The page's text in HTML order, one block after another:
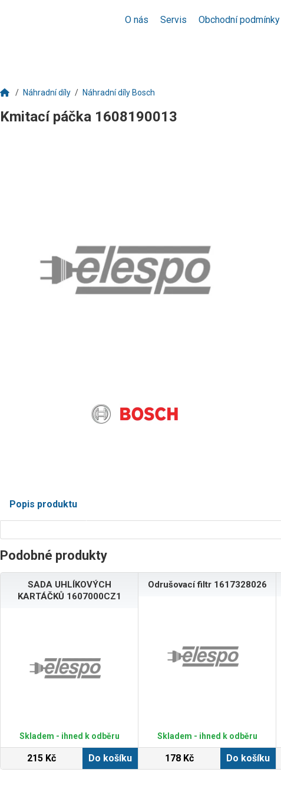
O nás Servis Obchodní podmínky
Náhradní díly Náhradní díly Bosch
Kmitací páčka 1608190013
Popis produktu
Podobné produkty
SADA UHLÍKOVÝCH
KARTÁČKŮ 1607000CZ1
Skladem - ihned k odběru
215 Kč Do košíku
Odrušovací filtr 1617328026
Skladem - ihned k odběru
178 Kč Do košíku